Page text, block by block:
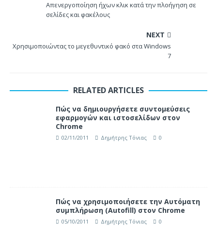
Απενεργοποίηση ήχων κλικ κατά την πλοήγηση σε
σελίδες και φακέλους
NEXT
Χρησιμοποιώντας το μεγεθυντικό φακό στα Windows
7
RELATED ARTICLES
Πώς να δημιουργήσετε συντομεύσεις
εφαρμογών και ιστοσελίδων στον
Chrome
02/11/2011 Δημήτρης Τόνιας 0
Πώς να χρησιμοποιήσετε την Αυτόματη
συμπλήρωση (Autofill) στον Chrome
05/10/2011 Δημήτρης Τόνιας 0